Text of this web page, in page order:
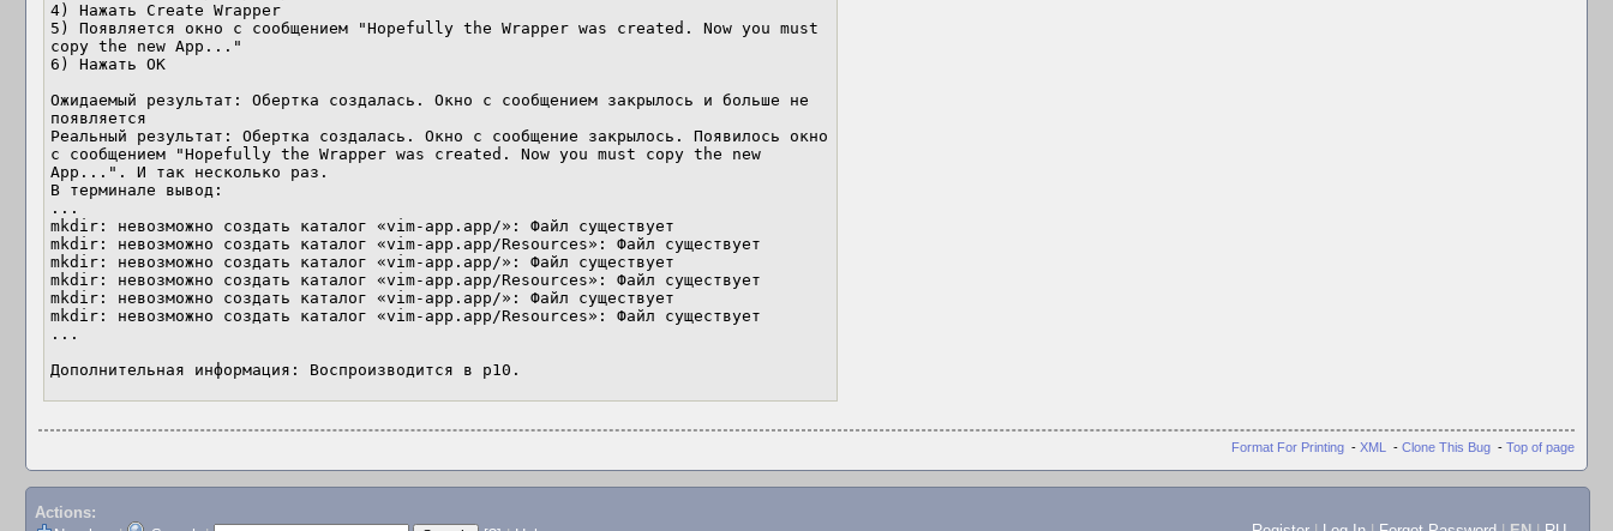
4) Нажать Create Wrapper
5) Появляется окно с сообщением "Hopefully the Wrapper was created. Now you must
copy the new App..."
6) Нажать OK
Ожидаемый результат: Обертка создалась. Окно с сообщением закрылось и больше не
появляется
Реальный результат: Обертка создалась. Окно с сообщение закрылось. Появилось окно
с сообщением "Hopefully the Wrapper was created. Now you must copy the new
App...". И так несколько раз.
В терминале вывод:
...
mkdir: невозможно создать каталог «vim-app.app/»: Файл существует
mkdir: невозможно создать каталог «vim-app.app/Resources»: Файл существует
mkdir: невозможно создать каталог «vim-app.app/»: Файл существует
mkdir: невозможно создать каталог «vim-app.app/Resources»: Файл существует
mkdir: невозможно создать каталог «vim-app.app/»: Файл существует
mkdir: невозможно создать каталог «vim-app.app/Resources»: Файл существует
...
Дополнительная информация: Воспроизводится в p10.
Format For Printing - XML - Clone This Bug - Top of page
Actions: